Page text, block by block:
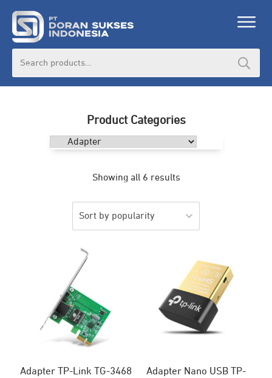
Product Categories
Showing all 6 results
Adapter TP-Link TG-3468
Adapter Nano USB TP-